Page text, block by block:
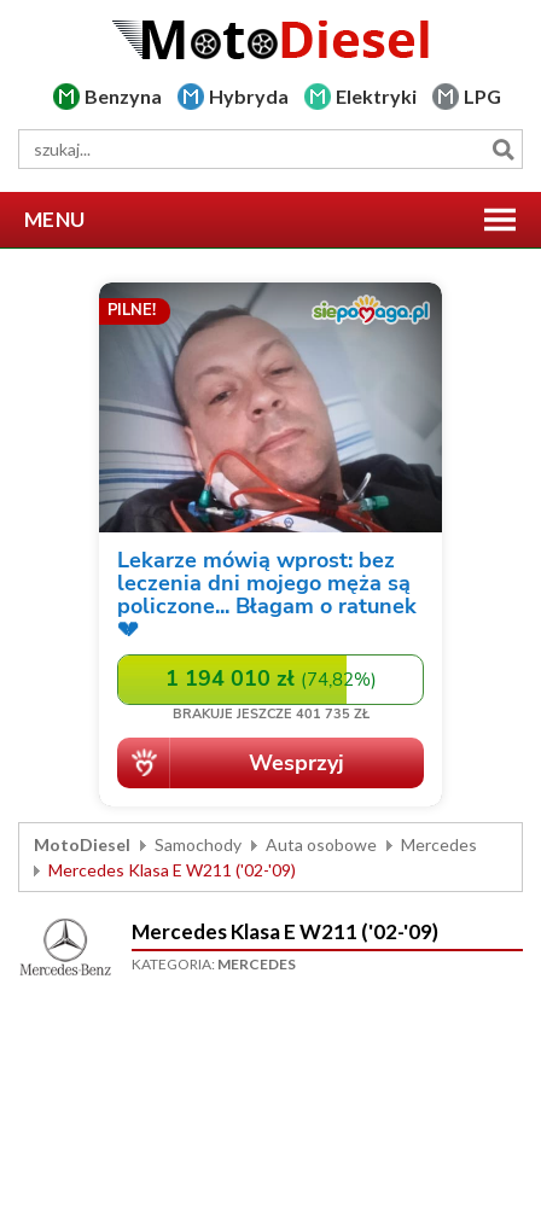
Benzyna Hybryda Elektryki LPG
MENU
MotoDiesel Samochody Auta osobowe
Mercedes
Mercedes Klasa E W211 ('02-'09)
Mercedes Klasa E W211 ('02-'09)
KATEGORIA: MERCEDES